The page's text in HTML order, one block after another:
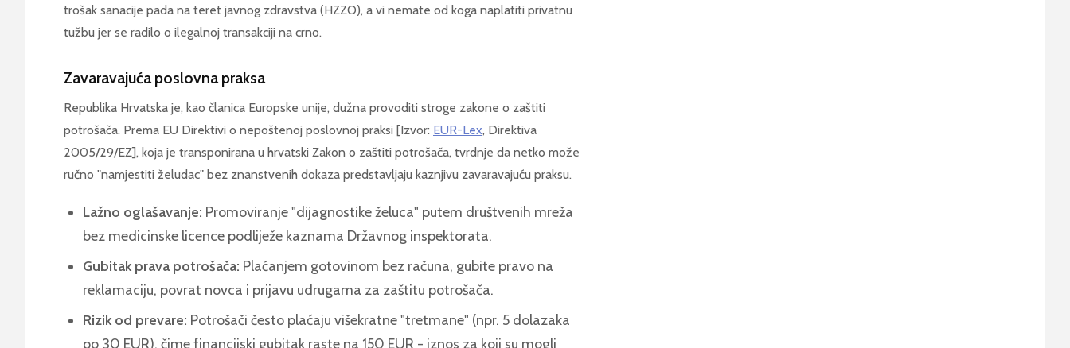
trošak sanacije pada na teret javnog zdravstva (HZZO), a vi nemate od koga naplatiti privatnu
tužbu jer se radilo o ilegalnoj transakciji na crno.
Zavaravajuća poslovna praksa
Republika Hrvatska je, kao članica Europske unije, dužna provoditi stroge zakone o zaštiti
potrošača. Prema EU Direktivi o nepoštenoj poslovnoj praksi [Izvor: EUR-Lex, Direktiva
2005/29/EZ], koja je transponirana u hrvatski Zakon o zaštiti potrošača, tvrdnje da netko može
ručno "namjestiti želudac" bez znanstvenih dokaza predstavljaju kaznjivu zavaravajuću praksu.
Lažno oglašavanje: Promoviranje "dijagnostike želuca" putem društvenih mreža
bez medicinske licence podliježe kaznama Državnog inspektorata.
Gubitak prava potrošača: Plaćanjem gotovinom bez računa, gubite pravo na
reklamaciju, povrat novca i prijavu udrugama za zaštitu potrošača.
Rizik od prevare: Potrošači često plaćaju višekratne "tretmane" (npr. 5 dolazaka
po 30 EUR), čime financijski gubitak raste na 150 EUR - iznos za koji su mogli